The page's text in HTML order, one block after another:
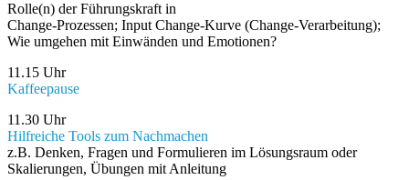
Rolle(n) der Führungskraft in
Change-Prozessen; Input Change-Kurve (Change-Verarbeitung);
Wie umgehen mit Einwänden und Emotionen?
11.15 Uhr
Kaffeepause
11.30 Uhr
Hilfreiche Tools zum Nachmachen
z.B. Denken, Fragen und Formulieren im Lösungsraum oder
Skalierungen, Übungen mit Anleitung